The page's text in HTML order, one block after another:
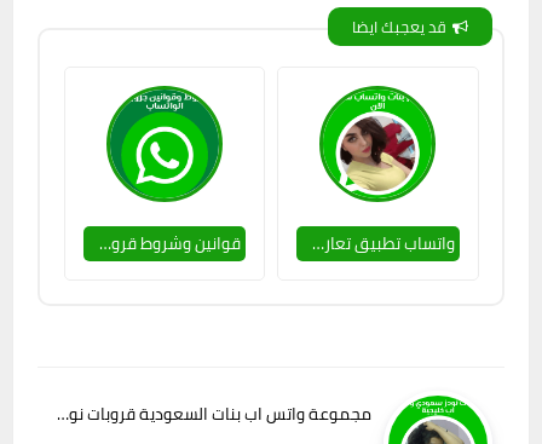
قد يعجبك ايضا
واتساب تطبيق تعارف بين الشباب وبنات من دول مختلفة قوانين وشروط قروب واتس اب روابط جروبات الواتساب
مجموعة واتس اب بنات السعودية قروبات نودز سعودي واتس اب خليجية 2024